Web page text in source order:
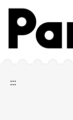
跳到主要內容區塊
網站導覽
:::